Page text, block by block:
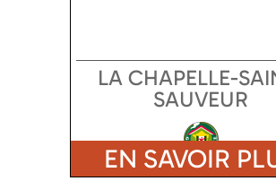
LA CHAPELLE-
SAUVEUR
EN SAVOIR